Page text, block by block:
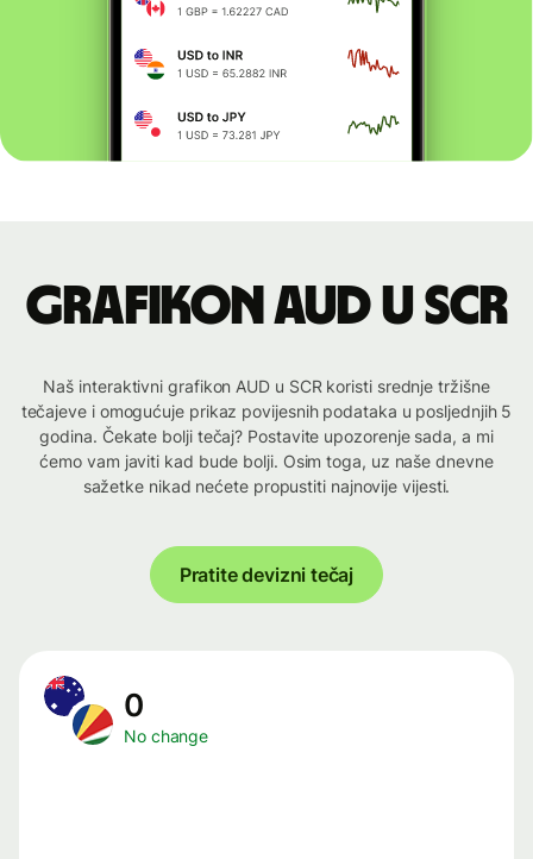
Grafikon AUD u SCR
Naš interaktivni grafikon AUD u SCR koristi srednje tržišne
tečajeve i omogućuje prikaz povijesnih podataka u posljednjih 5
godina. Čekate bolji tečaj? Postavite upozorenje sada, a mi
ćemo vam javiti kad bude bolji. Osim toga, uz naše dnevne
sažetke nikad nećete propustiti najnovije vijesti.
Pratite devizni tečaj
0
No change